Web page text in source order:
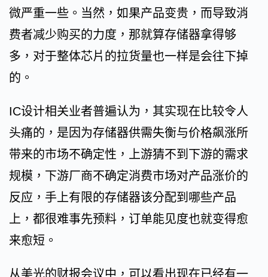
微严重一些。当然，如果产品变贵，而导致消
费者减少购买的力度，那就算存储器拿得够
多，对于整体芯片的拉货量也一样是会往下掉
的。
IC设计相关业者普遍认为，其实现在比较令人
头痛的，是因为存储器供需失衡与价格飙涨所
带来的市场不确定性，上游猜不到下游的需求
规模，下游厂商不确定消费市场对产品涨价的
反应，手上有限的存储器该分配到哪些产品
上，都很难事先预料，订单能见度也就变得愈
来愈短。
从美光的财报会议中，可以看出现在已经有一